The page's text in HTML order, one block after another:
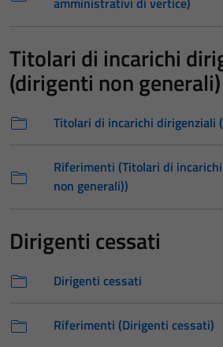
Titolari di incarichi
(dirigenti non generali)
Titolari di incarichi dirigenziali
Riferimenti (Titolari di
non generali))
Dirigenti cessati
Dirigenti cessati
Riferimenti (Dirigenti cessati)